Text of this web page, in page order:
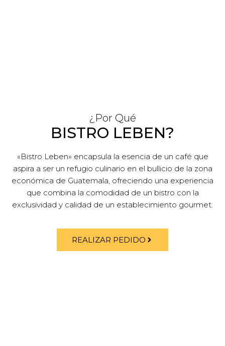
¿Por Qué
BISTRO LEBEN?
«Bistro Leben» encapsula la esencia de un café que
aspira a ser un refugio culinario en el bullicio de la zona
económica de Guatemala, ofreciendo una experiencia
que combina la comodidad de un bistro con la
exclusividad y calidad de un establecimiento gourmet.
REALIZAR PEDIDO